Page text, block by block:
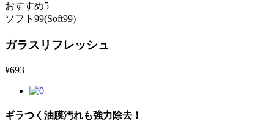
おすすめ5
ソフト99(Soft99)
ガラスリフレッシュ
¥693
ギラつく油膜汚れも強力除去！